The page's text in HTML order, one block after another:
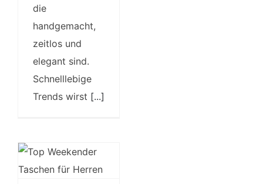
die
handgemacht,
zeitlos und
elegant sind.
Schnelllebige
Trends wirst [...]